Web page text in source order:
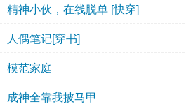
精神小伙，在线脱单 [快穿]
人偶笔记[穿书]
模范家庭
成神全靠我披马甲